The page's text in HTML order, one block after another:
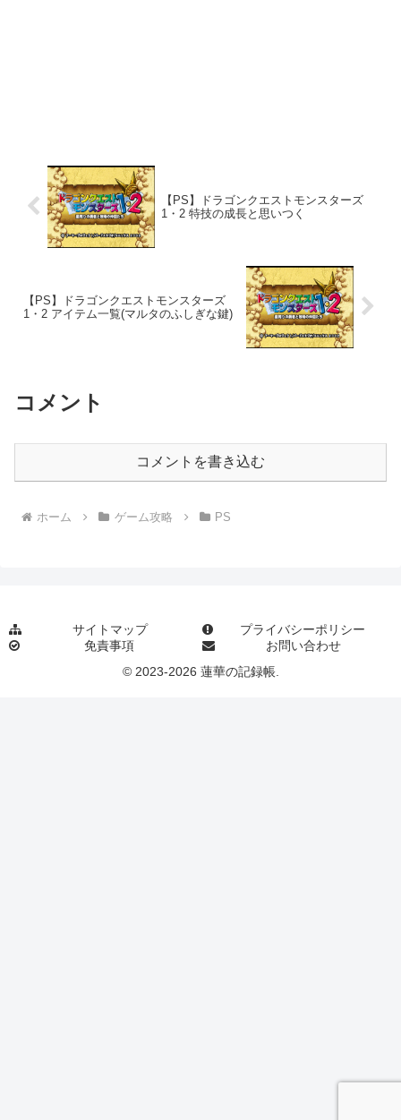
【PS】ドラゴンクエストモンスターズ
1・2 特技の成長と思いつく
【PS】ドラゴンクエストモンスターズ
1・2 アイテム一覧(マルタのふしぎな鍵)
コメント
コメントを書き込む
ホーム ゲーム攻略 PS
サイトマップ
プライバシーポリシー
免責事項
お問い合わせ
© 2023-2026 蓮華の記録帳.